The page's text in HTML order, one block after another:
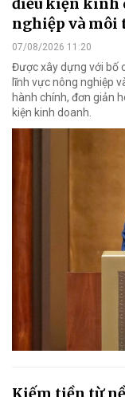
nghiệp và môi
07/08/2026 11:20
Được xây dựng với bố
lĩnh vực nông nghiệp
hành chính, đơn giản
kiện kinh doanh.
Kiếm tiền từ